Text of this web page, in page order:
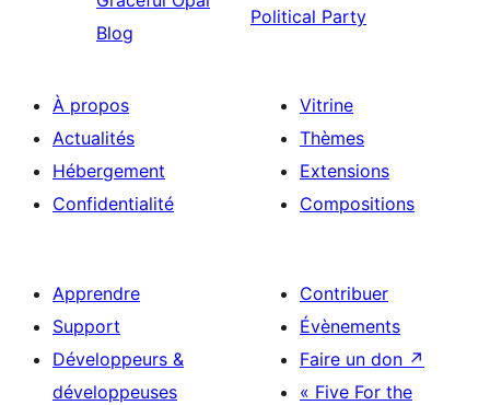
Blog
Political Party
À propos
Actualités
Hébergement
Confidentialité
Vitrine
Thèmes
Extensions
Compositions
Apprendre
Support
Développeurs &
développeuses
Contribuer
Évènements
Faire un don ↗
« Five For the